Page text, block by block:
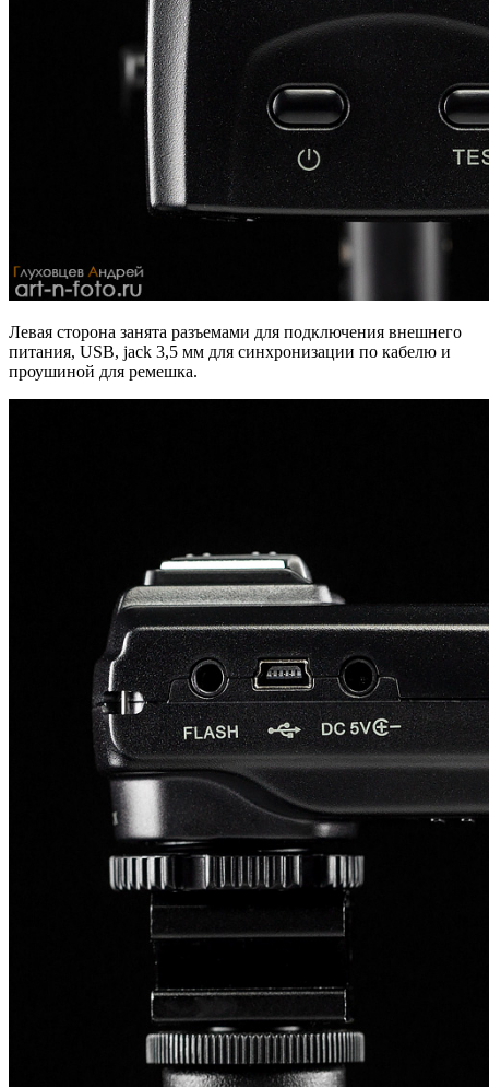
Левая сторона занята разъемами для подключения внешнего
питания, USB, jack 3,5 мм для синхронизации по кабелю и
проушиной для ремешка.